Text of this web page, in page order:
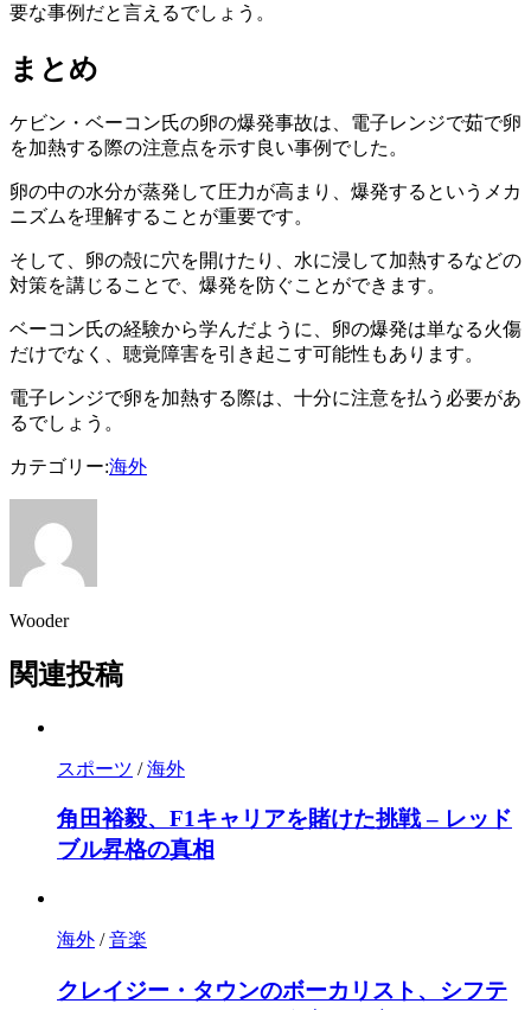
要な事例だと言えるでしょう。
まとめ
ケビン・ベーコン氏の卵の爆発事故は、電子レンジで茹で卵
を加熱する際の注意点を示す良い事例でした。
卵の中の水分が蒸発して圧力が高まり、爆発するというメカ
ニズムを理解することが重要です。
そして、卵の殻に穴を開けたり、水に浸して加熱するなどの
対策を講じることで、爆発を防ぐことができます。
ベーコン氏の経験から学んだように、卵の爆発は単なる火傷
だけでなく、聴覚障害を引き起こす可能性もあります。
電子レンジで卵を加熱する際は、十分に注意を払う必要があ
るでしょう。
カテゴリー:海外
Wooder
関連投稿
スポーツ /海外
角田裕毅、F1キャリアを賭けた挑戦 – レッド
ブル昇格の真相
海外 /音楽
クレイジー・タウンのボーカリスト、シフテ